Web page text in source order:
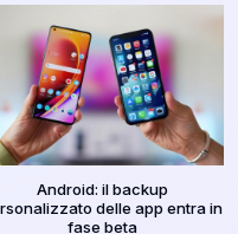
Android: il backup
delle app entra in
fase beta